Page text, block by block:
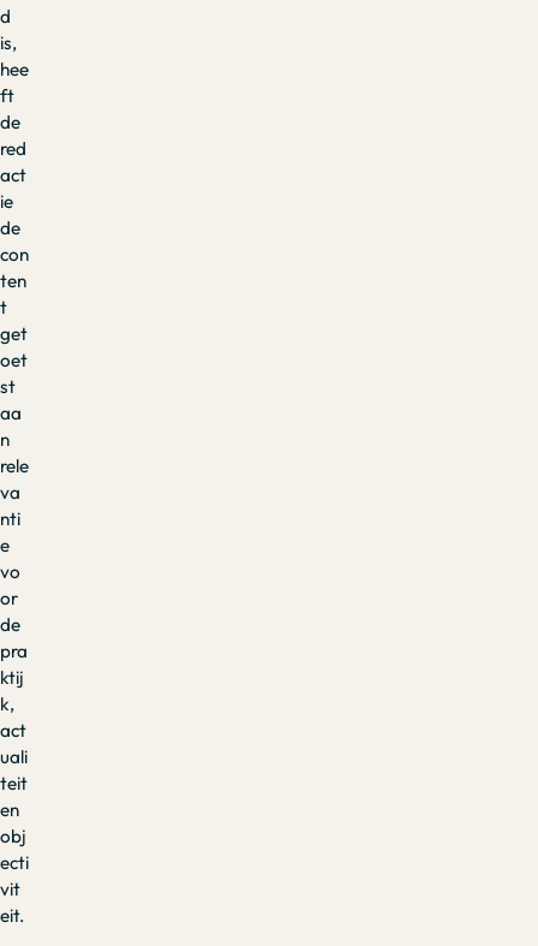
d
is,
hee
ft
de
red
act
ie
de
con
ten
t
get
oet
st
aa
n
rele
va
nti
e
vo
or
de
pra
ktij
k,
act
uali
teit
en
obj
ecti
vit
eit.